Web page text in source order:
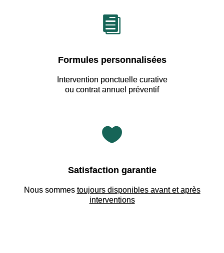

Formules personnalisées
Intervention ponctuelle curative
ou contrat annuel préventif

Satisfaction garantie
Nous sommes toujours disponibles avant et après
interventions